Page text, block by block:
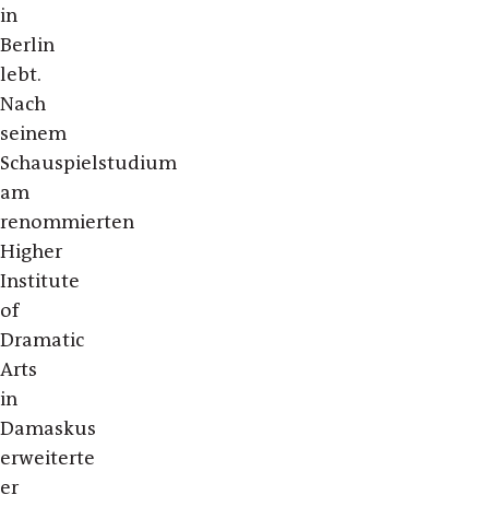
in
Berlin
lebt.
Nach
seinem
Schauspielstudium
am
renommierten
Higher
Institute
of
Dramatic
Arts
in
Damaskus
erweiterte
er